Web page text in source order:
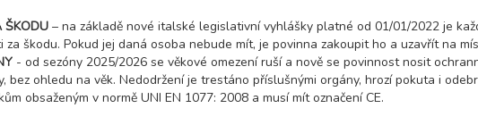
ŠKODU – na základě nové italské legislativní vyhlášky platné od 01/01/2022 je
škodu. Pokud jej daná osoba nebude mít, je povinna zakoupit ho a uzavřít na
- od sezóny 2025/2026 se věkové omezení ruší a nově se povinnost nosit
bez ohledu na věk. Nedodržení je trestáno příslušnými orgány, hrozí pokuta i
obsaženým v normě UNI EN 1077: 2008 a musí mít označení CE.